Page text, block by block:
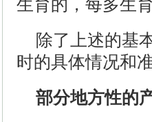
生育的，每多生
除了上述的基
时的具体情况和
部分地方性的